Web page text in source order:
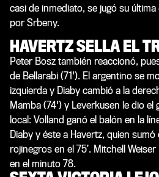
casi de inmediato, se jugó su
por Srbeny.
HAVERTZ SELLA EL
Peter Bosz también reaccionó,
de Bellarabi (71'). El argentino se
izquierda y Diaby cambió a la
Mamba (74') y Leverkusen le dio el
local: Volland ganó el balón en la
Diaby y éste a Havertz, quien
rojinegros en el 75’. Mitchell
en el minuto 78.